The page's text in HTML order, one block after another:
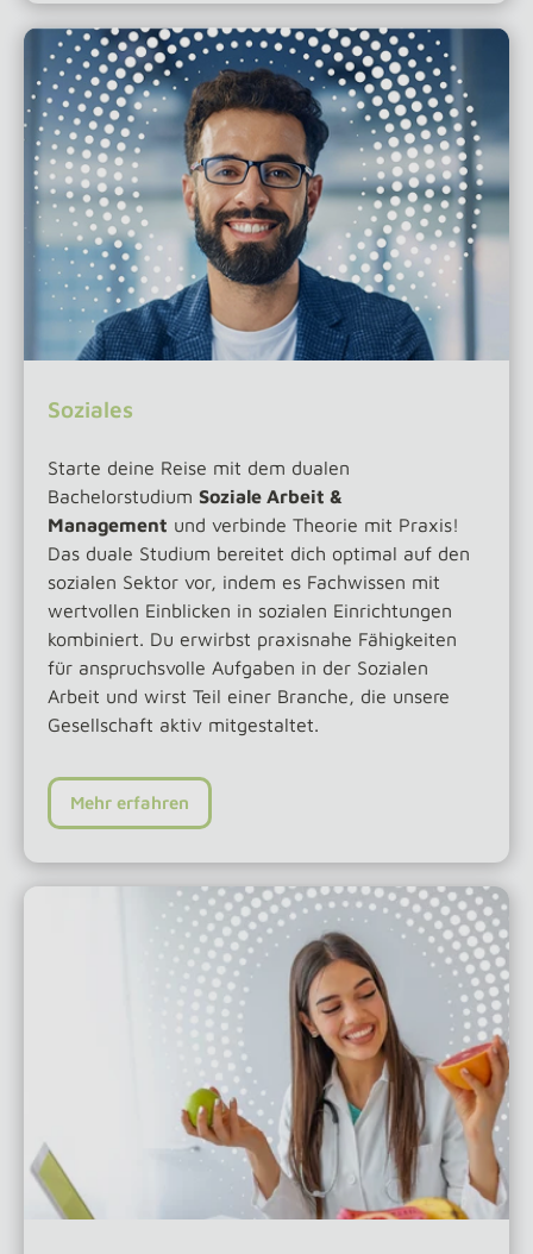
Soziales
Starte deine Reise mit dem dualen
Bachelorstudium Soziale Arbeit &
Management und verbinde Theorie mit Praxis!
Das duale Studium bereitet dich optimal auf den
sozialen Sektor vor, indem es Fachwissen mit
wertvollen Einblicken in sozialen Einrichtungen
kombiniert. Du erwirbst praxisnahe Fähigkeiten
für anspruchsvolle Aufgaben in der Sozialen
Arbeit und wirst Teil einer Branche, die unsere
Gesellschaft aktiv mitgestaltet.
Mehr erfahren